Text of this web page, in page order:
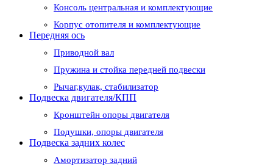
Консоль центральная и комплектующие
Корпус отопителя и комплектующие
Передняя ось
Приводной вал
Пружина и стойка передней подвески
Рычаг,кулак, стабилизатор
Подвеска двигателя/КПП
Кронштейн опоры двигателя
Подушки, опоры двигателя
Подвеска задних колес
Амортизатор задний